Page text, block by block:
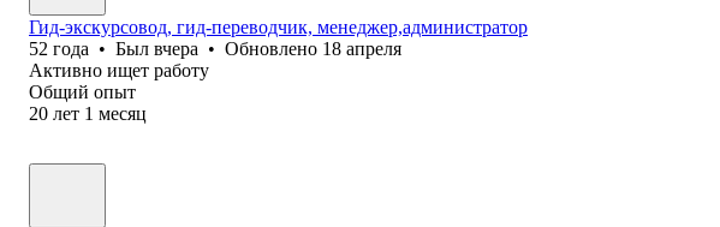
Гид-экскурсовод, гид-переводчик, менеджер,администратор
52 года • Был вчера • Обновлено 18 апреля
Активно ищет работу
Общий опыт
20 лет 1 месяц